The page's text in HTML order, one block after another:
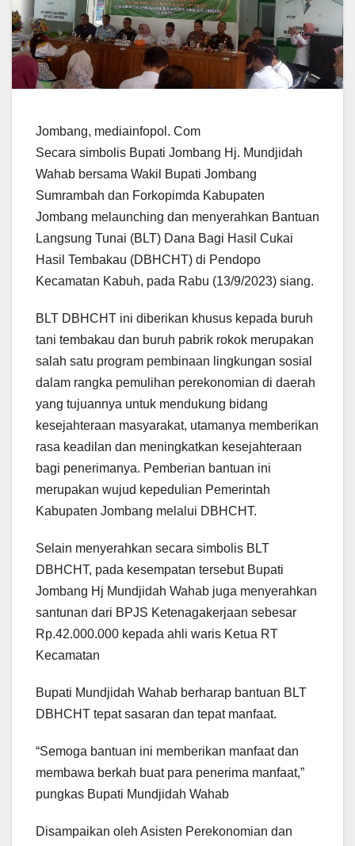
Jombang, mediainfopol. Com
Secara simbolis Bupati Jombang Hj. Mundjidah
Wahab bersama Wakil Bupati Jombang
Sumrambah dan Forkopimda Kabupaten
Jombang melaunching dan menyerahkan Bantuan
Langsung Tunai (BLT) Dana Bagi Hasil Cukai
Hasil Tembakau (DBHCHT) di Pendopo
Kecamatan Kabuh, pada Rabu (13/9/2023) siang.
BLT DBHCHT ini diberikan khusus kepada buruh
tani tembakau dan buruh pabrik rokok merupakan
salah satu program pembinaan lingkungan sosial
dalam rangka pemulihan perekonomian di daerah
yang tujuannya untuk mendukung bidang
kesejahteraan masyarakat, utamanya memberikan
rasa keadilan dan meningkatkan kesejahteraan
bagi penerimanya. Pemberian bantuan ini
merupakan wujud kepedulian Pemerintah
Kabupaten Jombang melalui DBHCHT.
Selain menyerahkan secara simbolis BLT
DBHCHT, pada kesempatan tersebut Bupati
Jombang Hj Mundjidah Wahab juga menyerahkan
santunan dari BPJS Ketenagakerjaan sebesar
Rp.42.000.000 kepada ahli waris Ketua RT
Kecamatan
Bupati Mundjidah Wahab berharap bantuan BLT
DBHCHT tepat sasaran dan tepat manfaat.
“Semoga bantuan ini memberikan manfaat dan
membawa berkah buat para penerima manfaat,”
pungkas Bupati Mundjidah Wahab
Disampaikan oleh Asisten Perekonomian dan